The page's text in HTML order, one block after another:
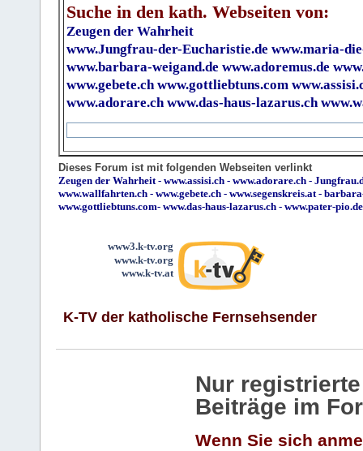
Suche in den kath. Webseiten von:
Zeugen der Wahrheit
www.Jungfrau-der-Eucharistie.de www.maria-
www.barbara-weigand.de www.adoremus.de
www.gebete.ch www.gottliebtuns.com
www.adorare.ch www.das-haus-lazarus.ch
Dieses Forum ist mit folgenden Webseiten verlinkt
Zeugen der Wahrheit - www.assisi.ch - www.adorare.ch -
www.wallfahrten.ch - www.gebete.ch - www.segenskreis.at -
www.gottliebtuns.com- www.das-haus-lazarus.ch - www.pater-pio.de
www3.k-tv.org
www.k-tv.org
www.k-tv.at
K-TV der katholische Fernsehsender
Nur
Beiträge im
Wenn Sie sich